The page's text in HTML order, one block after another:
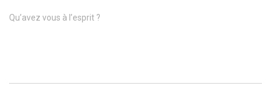
Qu’avez vous à l’esprit ?